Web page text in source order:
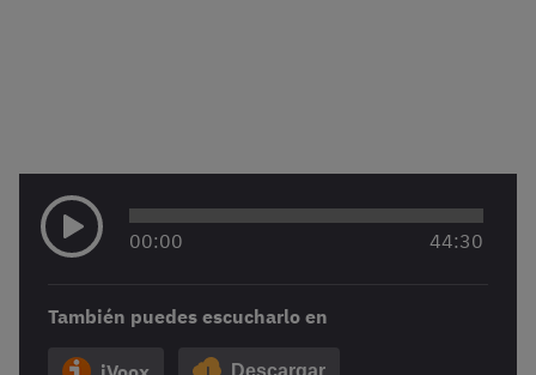
00:00 44:30
También puedes escucharlo en